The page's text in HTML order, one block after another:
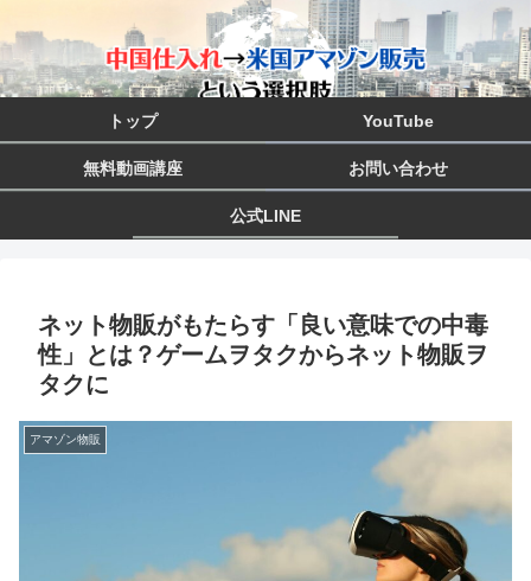
トップ YouTube
無料動画講座 お問い合わせ
公式LINE
ネット物販がもたらす「良い意味での中毒
性」とは？ゲームヲタクからネット物販ヲ
タクに
アマゾン物販